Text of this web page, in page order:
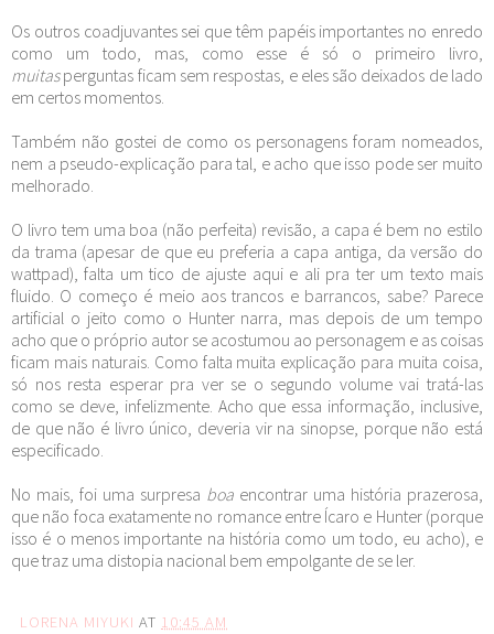
Os outros coadjuvantes sei que têm papéis importantes no enredo
como um todo, mas, como esse é só o primeiro livro,
muitasperguntas ficam sem respostas, e eles são deixados de lado
em certos momentos.
Também não gostei de como os personagens foram nomeados,
nem a pseudo-explicação para tal, e acho que isso pode ser muito
melhorado.
O livro tem uma boa (não perfeita) revisão, a capa é bem no estilo
da trama (apesar de que eu preferia a capa antiga, da versão do
wattpad), falta um tico de ajuste aqui e ali pra ter um texto mais
fluido. O começo é meio aos trancos e barrancos, sabe? Parece
artificial o jeito como o Hunter narra, mas depois de um tempo
acho que o próprio autor se acostumou ao personagem e as coisas
ficam mais naturais. Como falta muita explicação para muita coisa,
só nos resta esperar pra ver se o segundo volume vai tratá-las
como se deve, infelizmente. Acho que essa informação, inclusive,
de que não é livro único, deveria vir na sinopse, porque não está
especificado.
No mais, foi uma surpresa boa encontrar uma história prazerosa,
que não foca exatamente no romance entre Ícaro e Hunter (porque
isso é o menos importante na história como um todo, eu acho), e
que traz uma distopia nacional bem empolgante de se ler.
LORENA MIYUKI AT 10:45 AM